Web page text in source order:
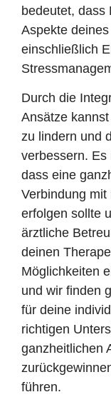
bedeutet, dass
Aspekte
einschließlich
Durch die
Ansätze
zu lindern und
verbessern. Es
dass eine
Verbindung
erfolgen sollte
ärztliche
deinen
Möglichkeiten
und wir finden
für deine
richtigen
ganzheitlichen
führen.